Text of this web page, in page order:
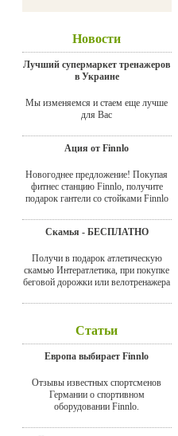
Новости
Лучший супермаркет тренажеров
в Украине
Мы изменяемся и стаем еще лучше
для Вас
Ация от Finnlo
Новогоднее предложение! Покупая
фитнес станцию Finnlo, получите
подарок гантели со стойками Finnlo
Скамья - БЕСПЛАТНО
Получи в подарок атлетическую
скамью Интератлетика, при покупке
беговой дорожки или велотренажера
Статьи
Европа выбирает Finnlo
Отзывы известных спортсменов
Германии о спортивном
оборудовании Finnlo.